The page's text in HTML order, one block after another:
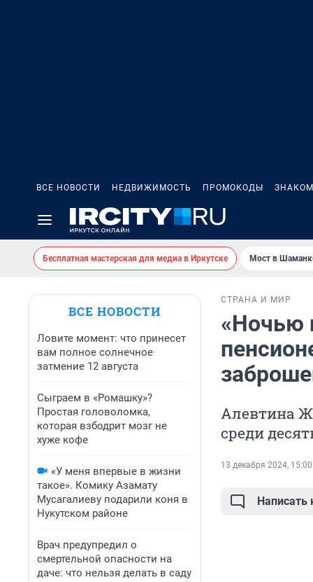
ВСЕ НОВОСТИ НЕДВИЖИМОСТЬ ПРОМОКОДЫ
Бесплатная мастерская для медиа в Иркутске Мост в
ВСЕ НОВОСТИ
Ловите момент: что принесет
вам полное солнечное
затмение 12 августа
Сыграем в «Ромашку»?
Простая головоломка,
которая взбодрит мозг не
хуже кофе
«У меня впервые в жизни
такое». Комику Азамату
Мусагалиеву подарили коня в
Нукутском районе
Врач предупредил о
смертельной опасности на
даче: что нельзя делать в саду
СТРАНА И МИР
«Ночью
Алевтина
среди
13 декабря 2024, 15:00
Написать